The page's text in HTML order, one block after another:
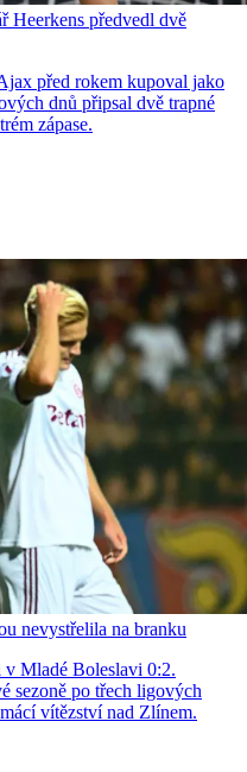
Heerkens předvedl dvě
před rokem kupoval jako
dnů připsal dvě trapné
zápase.
nevystřelila na branku
v Mladé Boleslavi 0:2.
sezoně po třech ligových
vítězství nad Zlínem.